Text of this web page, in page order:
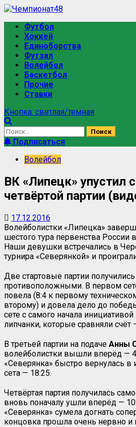
Перейти
содержимому
Основное
меню
Футбол
Хоккей
Единоборства
Футзал
Волейбол
Баскетбол
Прочие
Ставки
Кнопка: светлая/темная
Найти:
Подписаться
Волейбол
ВК «Липецк» упустил
четвёртой партии
17.12.2016
Волейболистки «Липецка»
шестого тура первенства России
Наши девушки встречались в
турнира «Северянкой» и
Две стартовые партии
противоположными. В первом
повела (8:4 к первому
второму) и довела дело до
сете с самого начала
липчанки, которые сравняли счёт
В третьей партии на подаче Анны
волейболистки вышли вперёд —
«Северянка» быстро вернулась в
сета — 18:25.
Четвёртая партия получилась
вновь поначалу ушли вперёд —
«Северянка» сумела догнать
концовка прошла очень нервно и